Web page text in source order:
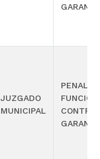
JUZGADO
MUNICIPAL
PENAL